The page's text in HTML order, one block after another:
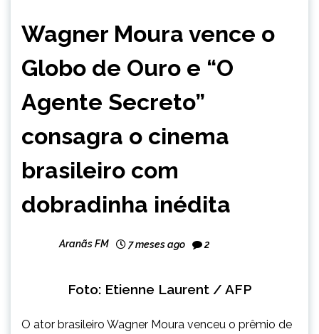
ENTRETENIMENTO
INTERNACIONAL
NOTÍCIAS
Wagner Moura vence o
Globo de Ouro e “O
Agente Secreto”
consagra o cinema
brasileiro com
dobradinha inédita
Aranãs FM 7 meses ago 2
Foto: Etienne Laurent / AFP
O ator brasileiro Wagner Moura venceu o prêmio de